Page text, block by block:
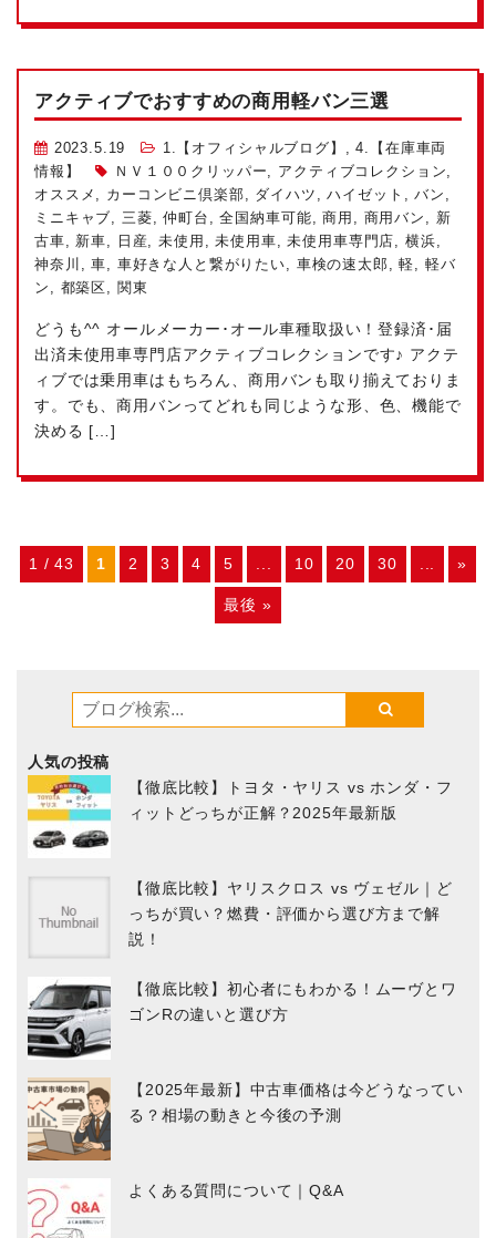
アクティブでおすすめの商用軽バン三選
2023.5.19 1.【オフィシャルブログ】 ,4.【在庫車両
情報】
ＮＶ１００クリッパー アクティブコレクション
オススメ
カーコンビニ倶楽部 ダイハツ ,ハイゼット ,バン
ミニキャブ
三菱 ,仲町台 ,全国納車可能 ,商用 商用バン
新
古車
新車 日産 ,未使用 ,未使用車 ,未使用車専門店 横浜
神奈川
,車 車好きな人と繋がりたい 車検の速太郎 ,軽
軽バ
ン
都築区 関東
どうも^^ オールメーカー･オール車種取扱い！登録済･届
出済未使用車専門店アクティブコレクションです♪ アクテ
ィブでは乗用車はもちろん、商用バンも取り揃えておりま
す。でも、商用バンってどれも同じような形、色、機能で
決める […]
1 / 43 1 2 3 4 5 10 20 30 »
最後 »
人気の投稿
【徹底比較】トヨタ・ヤリス vs ホンダ・フ
ィットどっちが正解？2025年最新版
【徹底比較】ヤリスクロス vs ヴェゼル｜ど
っちが買い？燃費・評価から選び方まで解
説！
【徹底比較】初心者にもわかる！ムーヴとワ
ゴンRの違いと選び方
【2025年最新】中古車価格は今どうなってい
る？相場の動きと今後の予測
よくある質問について｜Q&A